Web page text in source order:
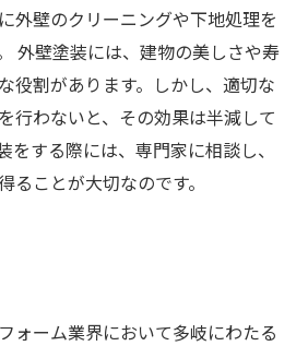
外壁のクリーニングや下地処理を
外壁塗装には、建物の美しさや寿
役割があります。しかし、適切な
行わないと、その効果は半減して
をする際には、専門家に相談し、
ることが大切なのです。
ォーム業界において多岐にわたる